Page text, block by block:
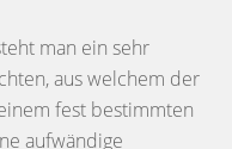
man ein sehr
aus welchem der
fest bestimmten
aufwändige